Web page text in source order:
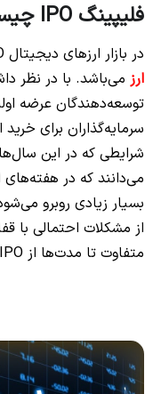
فلیپینگ IPO چیست؟
در بازار ارزهای دیجیتال IPO به معنای
ارز می‌باشد. با در نظر
توسعه‌دهندگان عرضه
سرمایه‌گذاران برای خرید
شرایطی که در این سال‌ها
می‌دانند که در هفته‌های
بسیار زیادی روبرو
از مشکلات احتمالی با
متفاوت تا مدت‌ها از IPO جلوگیری می‌کنند.